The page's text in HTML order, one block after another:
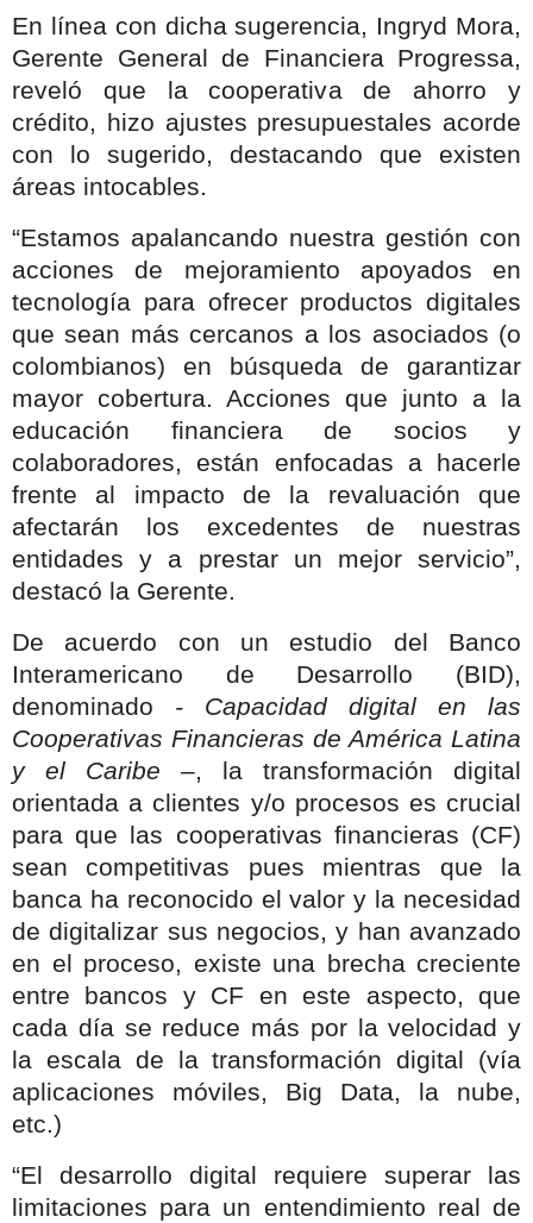
En línea con dicha sugerencia, Ingryd Mora,
Gerente General de Financiera Progressa,
reveló que la cooperativa de ahorro y
crédito, hizo ajustes presupuestales acorde
con lo sugerido, destacando que existen
áreas intocables.
“Estamos apalancando nuestra gestión con
acciones de mejoramiento apoyados en
tecnología para ofrecer productos digitales
que sean más cercanos a los asociados (o
colombianos) en búsqueda de garantizar
mayor cobertura. Acciones que junto a la
educación financiera de socios y
colaboradores, están enfocadas a hacerle
frente al impacto de la revaluación que
afectarán los excedentes de nuestras
entidades y a prestar un mejor servicio”,
destacó la Gerente.
De acuerdo con un estudio del Banco
Interamericano de Desarrollo (BID),
denominado - Capacidad digital en las
Cooperativas Financieras de América Latina
y el Caribe –, la transformación digital
orientada a clientes y/o procesos es crucial
para que las cooperativas financieras (CF)
sean competitivas pues mientras que la
banca ha reconocido el valor y la necesidad
de digitalizar sus negocios, y han avanzado
en el proceso, existe una brecha creciente
entre bancos y CF en este aspecto, que
cada día se reduce más por la velocidad y
la escala de la transformación digital (vía
aplicaciones móviles, Big Data, la nube,
etc.)
“El desarrollo digital requiere superar las
limitaciones para un entendimiento real de